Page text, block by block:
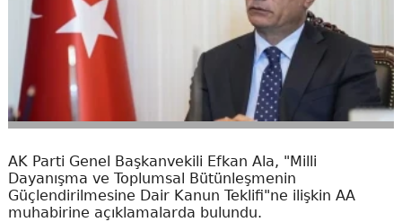
AK Parti Genel Başkanvekili Efkan Ala, "Milli
Dayanışma ve Toplumsal Bütünleşmenin
Güçlendirilmesine Dair Kanun Teklifi"ne ilişkin AA
muhabirine açıklamalarda bulundu.